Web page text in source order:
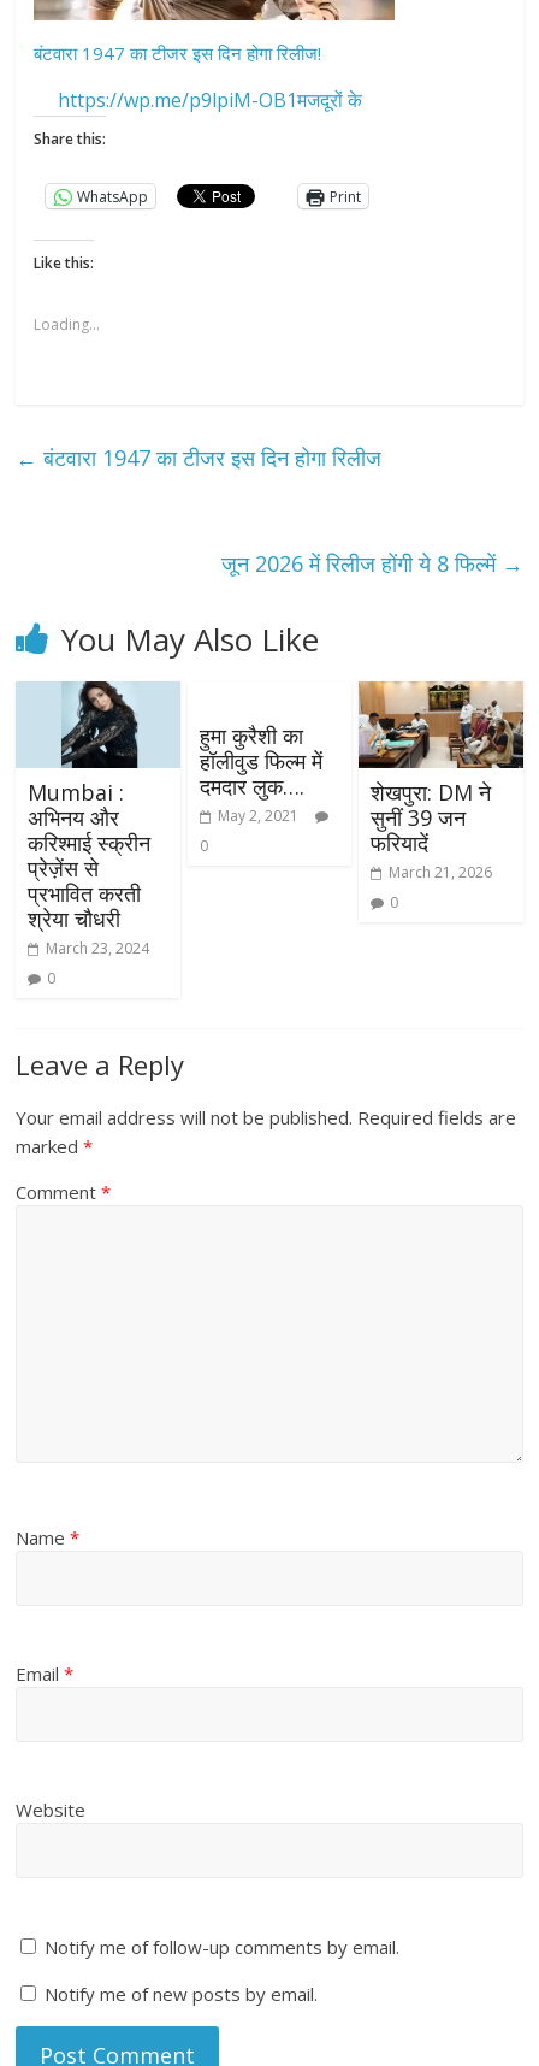
बंटवारा 1947 का टीजर इस दिन होगा रिलीज!
https://wp.me/p9lpiM-OB1मजदूरों के
Share this:
WhatsApp Print
Like this:
Loading...
← बंटवारा 1947 का टीजर इस दिन होगा रिलीज
जून 2026 में रिलीज होंगी ये 8 फिल्में →
You May Also Like
Mumbai :
अभिनय और
करिश्माई स्क्रीन
प्रेज़ेंस से
प्रभावित करती
श्रेया चौधरी
March 23, 2024
0
हुमा कुरैशी का
हॉलीवुड फिल्म में
दमदार लुक….
May 2, 2021
0
शेखपुरा: DM ने
सुनीं 39 जन
फरियादें
March 21, 2026
0
Leave a Reply
Your email address will not be published. Required fields are
marked*
Comment*
Name*
Email*
Website
Notify me of follow-up comments by email.
Notify me of new posts by email.